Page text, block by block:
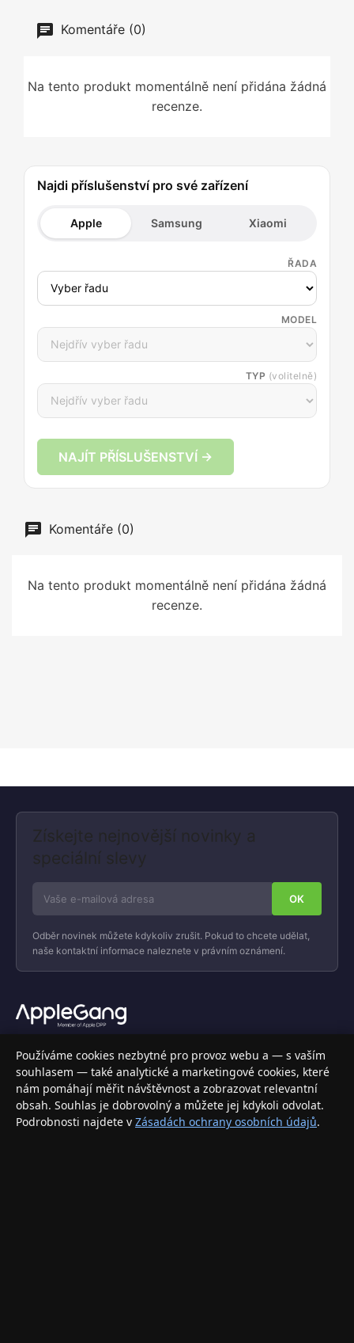
Komentáře (0)
Na tento produkt momentálně není přidána žádná
recenze.
Najdi příslušenství pro své zařízení
Apple Samsung Xiaomi
ŘADA
MODEL
TYP (volitelně)
NAJÍT PŘÍSLUŠENSTVÍ →
Komentáře (0)
Na tento produkt momentálně není přidána žádná
recenze.
Získejte nejnovější novinky a
speciální slevy
Odběr novinek můžete kdykoliv zrušit. Pokud to chcete udělat,
naše kontaktní informace naleznete v právním oznámení.
Váš specializovaný obchod s Apple produkty, příslušenstvím a
elektronikou. Nakupujte bezpečně a s jistotou.
INFORMACE
Doprava a doručení
Používáme cookies nezbytné pro provoz webu a — s vaším
souhlasem — také analytické a marketingové cookies, které
nám pomáhají měřit návštěvnost a zobrazovat relevantní
obsah. Souhlas je dobrovolný a můžete jej kdykoli odvolat.
Podrobnosti najdete v Zásadách ochrany osobních údajů.